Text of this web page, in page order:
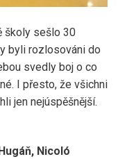
školy sešlo 30
byli rozlosováni do
svedly boj o co
I přesto, že všichni
jen nejúspěšnější.
Nicoló